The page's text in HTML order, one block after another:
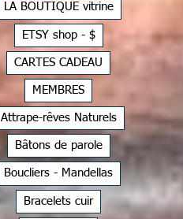
LA BOUTIQUE vitrine
ETSY shop - $
CARTES CADEAU
MEMBRES
Attrape-rêves Naturels
Bâtons de parole
Boucliers - Mandellas
Bracelets cuir